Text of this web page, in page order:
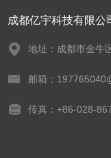
成都亿宇科技有限公
地址：成都市金牛
邮箱：
传真：+86-028-